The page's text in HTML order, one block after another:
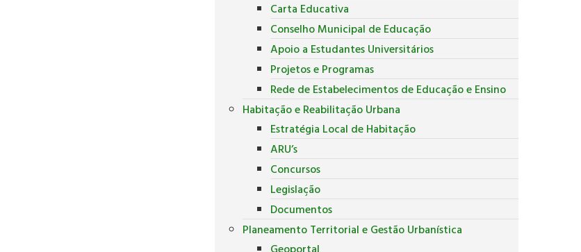
Carta Educativa
Conselho Municipal de Educação
Apoio a Estudantes Universitários
Projetos e Programas
Rede de Estabelecimentos de Educação e Ensino
Habitação e Reabilitação Urbana
Estratégia Local de Habitação
ARU’s
Concursos
Legislação
Documentos
Planeamento Territorial e Gestão Urbanística